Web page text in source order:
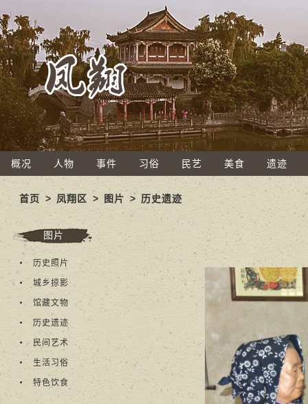
概况 人物 事件 习俗 民艺 美食 遗迹
首页 >凤翔区 > 图片 > 历史遗迹
图片
历史照片
城乡掠影
馆藏文物
历史遗迹
民间艺术
生活习俗
特色饮食